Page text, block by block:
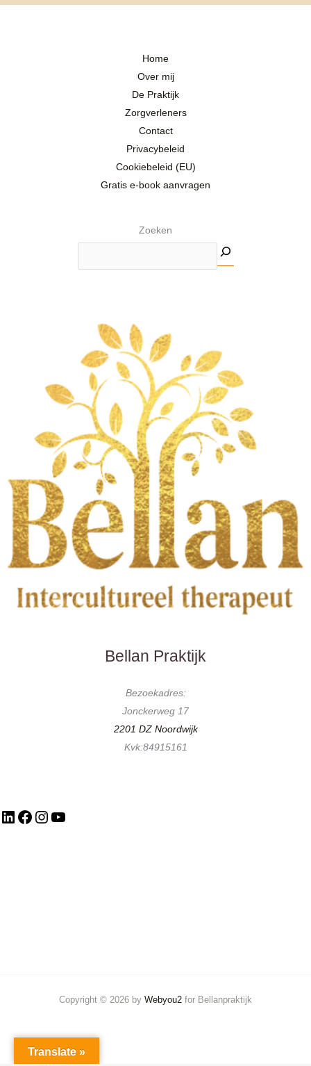
Home
Over mij
De Praktijk
Zorgverleners
Contact
Privacybeleid
Cookiebeleid (EU)
Gratis e-book aanvragen
Zoeken
Bellan Praktijk
Bezoekadres:
Jonckerweg 17
2201 DZ Noordwijk
Kvk:84915161
Copyright © 2026 by Webyou2 for Bellanpraktijk
Translate »